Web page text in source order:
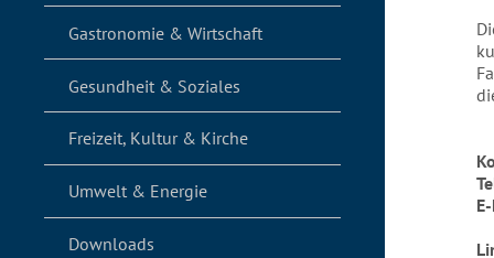
Gastronomie & Wirtschaft
Gesundheit & Soziales
Freizeit, Kultur & Kirche
Umwelt & Energie
Downloads